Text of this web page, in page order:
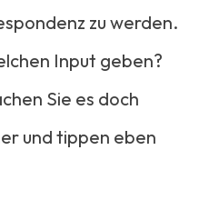
zu werden.
Input geben?
Sie es doch
und tippen eben